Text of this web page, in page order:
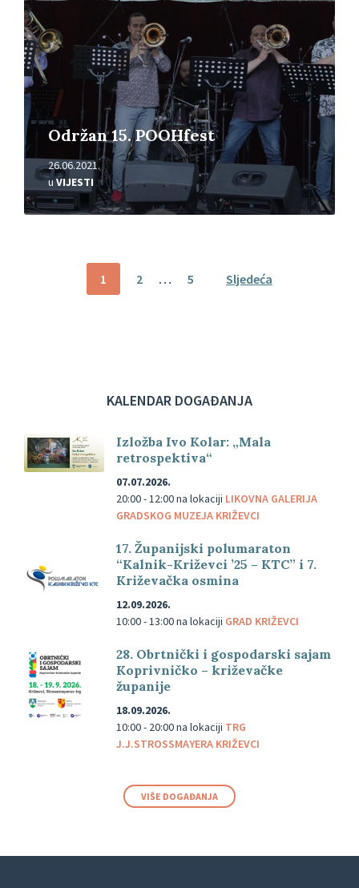
Održan 15. POOHfest
26.06.2021.
uVIJESTI
Brojevi
1 2 … 5 Sljedeća
KALENDAR DOGAĐANJA
Izložba Ivo Kolar: „Mala
retrospektiva“
07.07.2026.
20:00 - 12:00na lokaciji LIKOVNA GALERIJA
GRADSKOG MUZEJA KRIŽEVCI
17. Županijski polumaraton
“Kalnik-Križevci ’25 – KTC” i 7.
Križevačka osmina
12.09.2026.
10:00 - 13:00na lokaciji GRAD KRIŽEVCI
28. Obrtnički i gospodarski sajam
Koprivničko – križevačke
županije
18.09.2026.
10:00 - 20:00na lokaciji TRG
J.J.STROSSMAYERA KRIŽEVCI
VIŠE DOGAĐANJA